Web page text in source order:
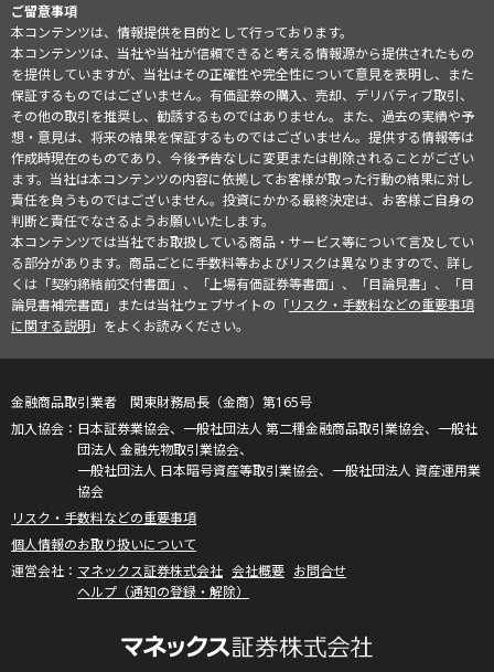
ご留意事項
本コンテンツは、情報提供を目的として行っております。
本コンテンツは、当社や当社が信頼できると考える情報源から提供されたもの
を提供していますが、当社はその正確性や完全性について意見を表明し、また
保証するものではございません。有価証券の購入、売却、デリバティブ取引、
その他の取引を推奨し、勧誘するものではありません。また、過去の実績や予
想・意見は、将来の結果を保証するものではございません。提供する情報等は
作成時現在のものであり、今後予告なしに変更または削除されることがござい
ます。当社は本コンテンツの内容に依拠してお客様が取った行動の結果に対し
責任を負うものではございません。投資にかかる最終決定は、お客様ご自身の
判断と責任でなさるようお願いいたします。
本コンテンツでは当社でお取扱している商品・サービス等について言及してい
る部分があります。商品ごとに手数料等およびリスクは異なりますので、詳し
くは「契約締結前交付書面」、「上場有価証券等書面」、「目論見書」、「目
論見書補完書面」または当社ウェブサイトの「リスク・手数料などの重要事項
に関する説明」をよくお読みください。
金融商品取引業者 関東財務局長（金商）第165号
日本証券業協会、一般社団法人 第二種金融商品取引業協会、一般社
団法人 金融先物取引業協会、
一般社団法人 日本暗号資産等取引業協会、一般社団法人 資産運用業
協会
リスク・手数料などの重要事項
個人情報のお取り扱いについて
マネックス証券株式会社 会社概要 お問合せ
ヘルプ（通知の登録・解除）